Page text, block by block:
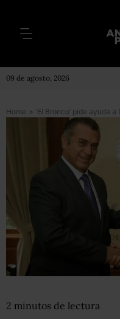
09 de agosto, 2026
Home >
2 minutos de lectura